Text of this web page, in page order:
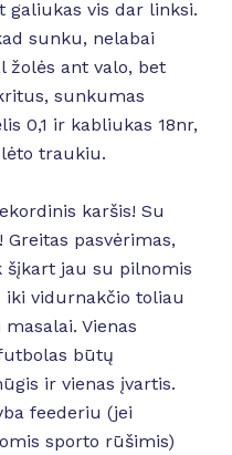
galiukas vis dar linksi.
sunku, nelabai
žolės ant valo, bet
sunkumas
0,1 ir kabliukas 18nr,
traukiu.
karšis! Su
Greitas pasvėrimas,
šįkart jau su pilnomis
vidurnakčio toliau
Vienas
būtų
ir vienas įvartis.
feederiu (jei
sporto rūšimis)